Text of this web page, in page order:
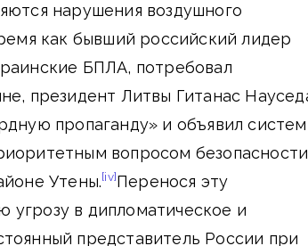
нарушения воздушного
как бывший российский лидер
БПЛА, потребовал
президент Литвы Гитанас
пропаганду» и объявил
вопросом
Утены.[iv]Перенося эту
угрозу в дипломатическое и
представитель России при